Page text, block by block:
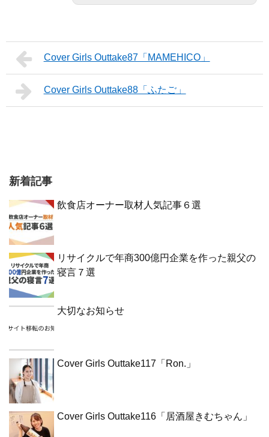
Cover Girls Outtake87「MAMEHICO」
Cover Girls Outtake88「ふたご」
新着記事
飲食店オーナー取材人気記事６選
リサイクルで年商300億円企業を作った親父の
寝言７選
大切なお知らせ
Cover Girls Outtake117「Ron.」
Cover Girls Outtake116「居酒屋きむちゃん」